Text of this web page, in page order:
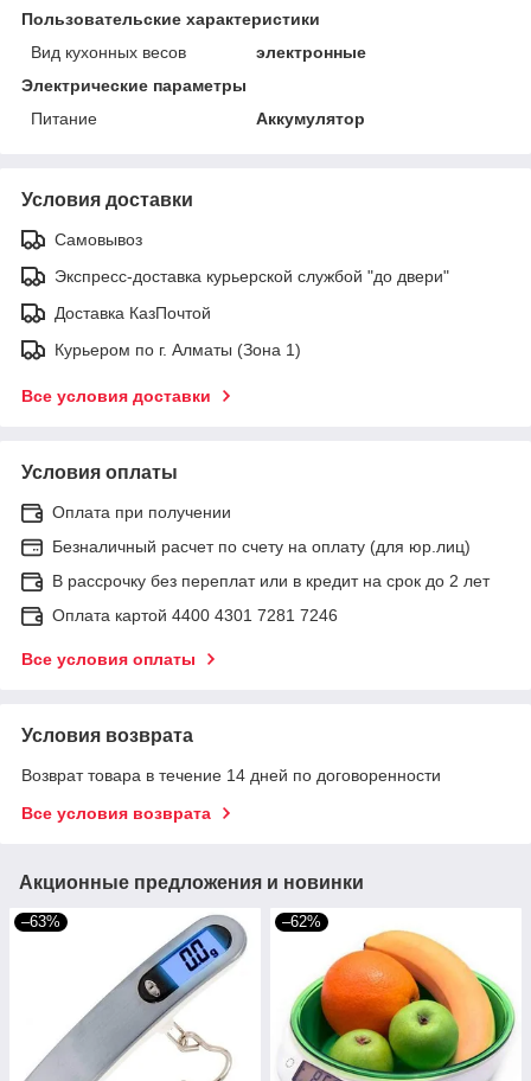
Пользовательские характеристики
Вид кухонных весов
электронные
Электрические параметры
Питание
Аккумулятор
Условия доставки
Самовывоз
Экспресс-доставка курьерской службой "до двери"
Доставка КазПочтой
Курьером по г. Алматы (Зона 1)
Все условия доставки
Условия оплаты
Оплата при получении
Безналичный расчет по счету на оплату (для юр.лиц)
В рассрочку без переплат или в кредит на срок до 2 лет
Оплата картой 4400 4301 7281 7246
Все условия оплаты
Условия возврата
Возврат товара в течение 14 дней по договоренности
Все условия возврата
Акционные предложения и новинки
–63% –62%